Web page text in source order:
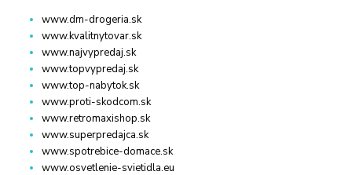
www.dm-drogeria.sk
www.kvalitnytovar.sk
www.najvypredaj.sk
www.topvypredaj.sk
www.top-nabytok.sk
www.proti-skodcom.sk
www.retromaxishop.sk
www.superpredajca.sk
www.spotrebice-domace.sk
www.osvetlenie-svietidla.eu